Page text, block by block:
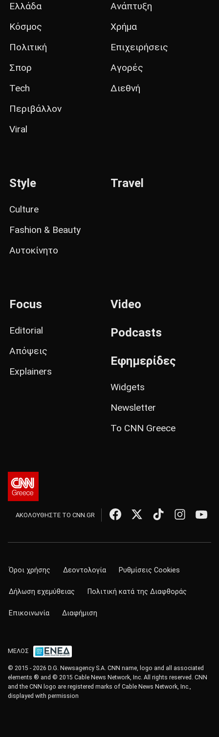
Ελλάδα
Κόσμος
Πολιτική
Σπορ
Tech
Περιβάλλον
Viral
Ανάπτυξη
Χρήμα
Επιχειρήσεις
Αγορές
Διεθνή
Style
Culture
Fashion & Beauty
Αυτοκίνητο
Travel
Focus
Editorial
Απόψεις
Explainers
Video
Podcasts
Εφημερίδες
Widgets
Newsletter
Το CNN Greece
ΑΚΟΛΟΥΘΗΣΤΕ ΤΟ CNN.GR
Όροι χρήσης Δεοντολογία Ρυθμίσεις Cookies
Δήλωση εχεμύθειας Πολιτική κατά της Διαφθοράς
Επικοινωνία Διαφήμιση
ΜΕΛΟΣ
© 2015 - 2026 D.G. Newsagency S.A. CNN name, logo and all associated
elements ® and © 2015 Cable News Network, Inc. All rights reserved. CNN
and the CNN logo are registered marks of Cable News Network, Inc.,
displayed with permission